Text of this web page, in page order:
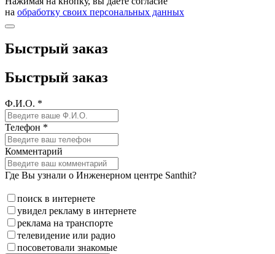
на обработку своих персональных данных
Быстрый заказ
Быстрый заказ
Ф.И.О. *
Телефон *
Комментарий
Где Вы узнали о Инженерном центре Santhit?
поиск в интернете
увидел рекламу в интернете
реклама на транспорте
телевидение или радио
посоветовали знакомые